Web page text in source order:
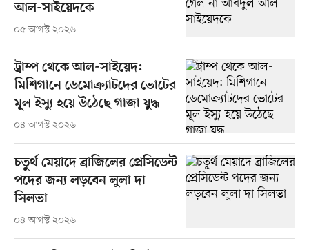
আল-সাইয়েদকে
০৫ আগস্ট ২০২৬
ট্রাম্প থেকে আল-সাইয়েদ:
মিশিগানে ডেমোক্র্যাটদের ভোটের
মূল ইস্যু হয়ে উঠেছে গাজা যুদ্ধ
০৪ আগস্ট ২০২৬
চতুর্থ মেয়াদে ব্রাজিলের প্রেসিডেন্ট
পদের জন্য লড়বেন লুলা দা
সিলভা
০৪ আগস্ট ২০২৬